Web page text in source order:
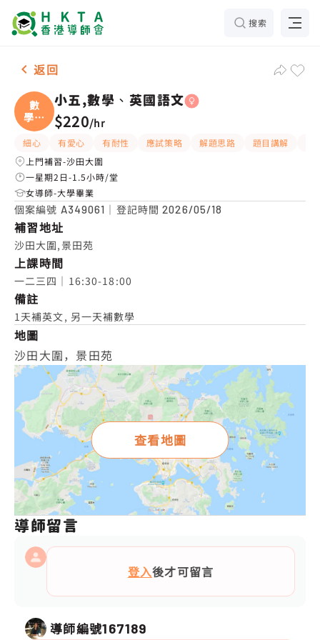
搜索
女-1名 小五,數學、英國語文，沙田大圍 補習推介
返回
數
學、
英國
小五,數學、英國語文
$220/hr
細心 有愛心 有耐性 應試策略 解題思路 題目講解
上門補習-沙田大圍
一星期2日-1.5小時/堂
女導師-大學畢業
個案編號 A349061 ｜登記時間2026/05/18
補習地址
沙田大圍,景田苑
上課時間
一二三四｜16:30-18:00
備註
1天補英文, 另一天補數學
地圖
沙田大圍，景田苑
查看地圖
導師留言
登入後才可留言
導師編號167189